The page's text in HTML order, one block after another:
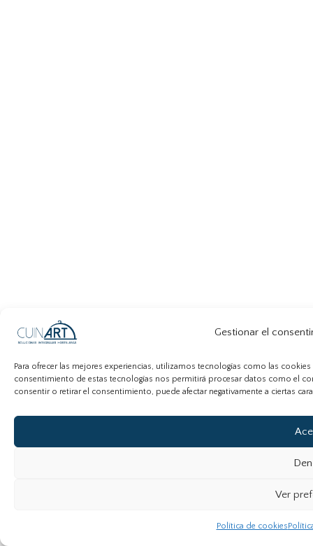
Gestionar el
Para ofrecer las mejores experiencias, utilizamos tecnologías como las
consentimiento de estas tecnologías nos permitirá procesar datos como el
consentir o retirar el consentimiento, puede afectar negativamente a ciertas
Ver
Política de cookies